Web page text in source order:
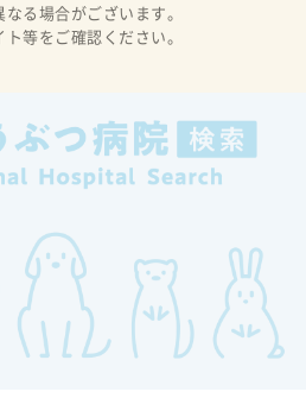
る場合がございます。
等をご確認ください。